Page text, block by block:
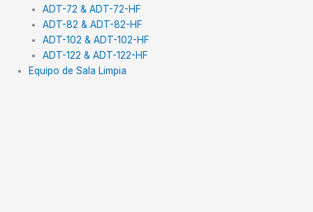
ADT-72 & ADT-72-HF
ADT-82 & ADT-82-HF
ADT-102 & ADT-102-HF
ADT-122 & ADT-122-HF
Equipo de Sala Limpia